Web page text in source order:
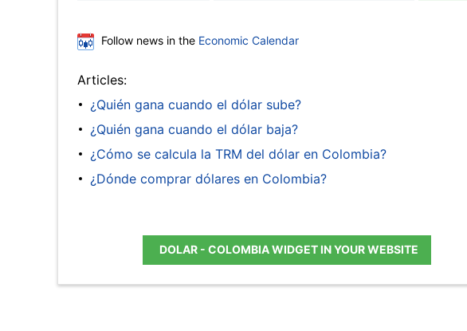
Follow news in the Economic Calendar
Articles:
¿Quién gana cuando el dólar sube?
¿Quién gana cuando el dólar baja?
¿Cómo se calcula la TRM del dólar en Colombia?
¿Dónde comprar dólares en Colombia?
DOLAR - COLOMBIA WIDGET IN YOUR WEBSITE